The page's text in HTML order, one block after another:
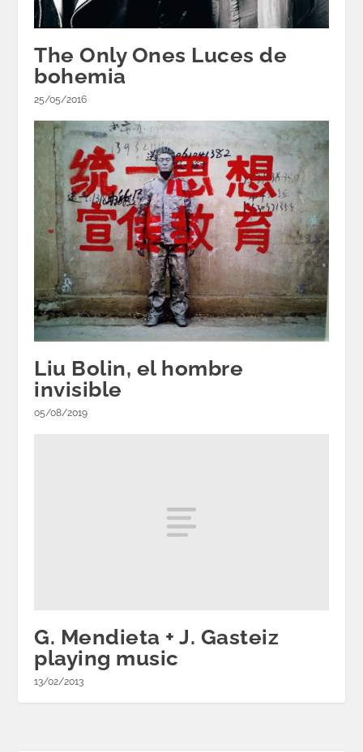
The Only Ones Luces de
bohemia
25/05/2016
Liu Bolin, el hombre
invisible
05/08/2019
G. Mendieta + J. Gasteiz
playing music
13/02/2013